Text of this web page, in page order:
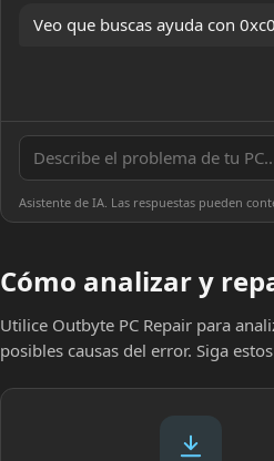
Veo que buscas ayuda con
Asistente de IA. Las respuestas pueden
Cómo analizar y
Utilice Outbyte PC Repair para
posibles causas del error. Siga